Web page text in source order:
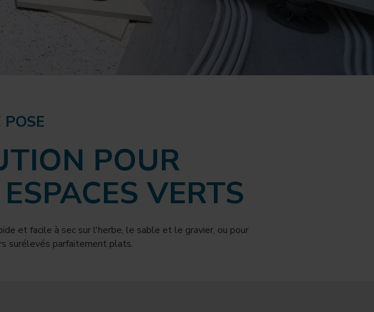
POSE
POUR
VERTS
et facile à sec sur l'herbe, le sable et le gravier, ou pour
surélevés parfaitement plats.